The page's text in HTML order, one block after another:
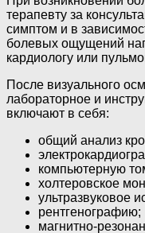
терапевту за
симптом и в
болевых ощущений
кардиологу или
После визуального
лабораторное и
включают в себя:
общий анализ
компьютерную
холтеровское
ультразвуковое
рентгенографию;
магнитно-